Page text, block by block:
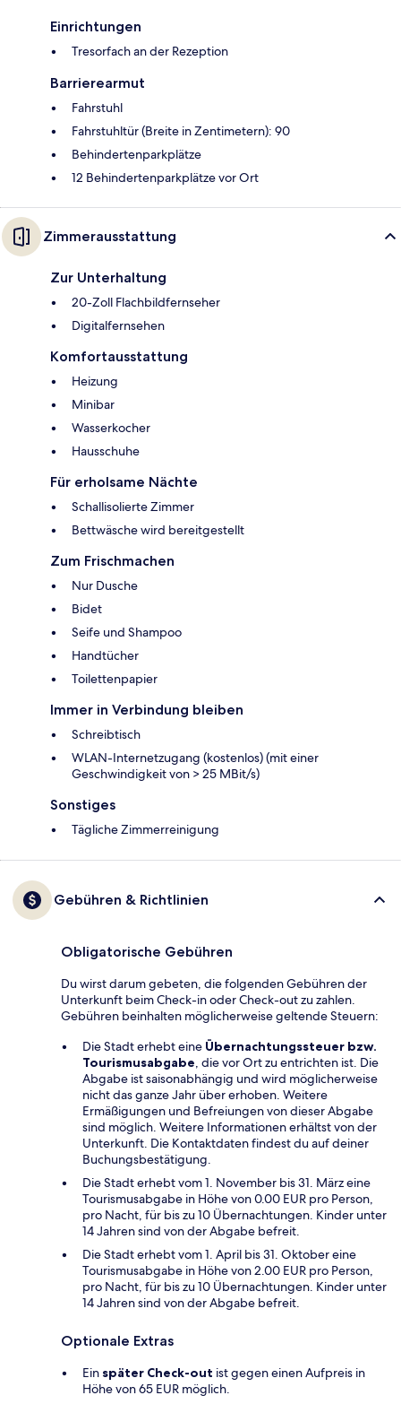
Einrichtungen
Tresorfach an der Rezeption
Barrierearmut
Fahrstuhl
Fahrstuhltür (Breite in Zentimetern): 90
Behindertenparkplätze
12 Behindertenparkplätze vor Ort
Zimmerausstattung
Zur Unterhaltung
20-Zoll Flachbildfernseher
Digitalfernsehen
Komfortausstattung
Heizung
Minibar
Wasserkocher
Hausschuhe
Für erholsame Nächte
Schallisolierte Zimmer
Bettwäsche wird bereitgestellt
Zum Frischmachen
Nur Dusche
Bidet
Seife und Shampoo
Handtücher
Toilettenpapier
Immer in Verbindung bleiben
Schreibtisch
WLAN-Internetzugang (kostenlos) (mit einer
Geschwindigkeit von > 25 MBit/s)
Sonstiges
Tägliche Zimmerreinigung
Gebühren & Richtlinien
Obligatorische Gebühren
Du wirst darum gebeten, die folgenden Gebühren der
Unterkunft beim Check-in oder Check-out zu zahlen.
Gebühren beinhalten möglicherweise geltende Steuern:
Die Stadt erhebt eine Übernachtungssteuer bzw.
Tourismusabgabe, die vor Ort zu entrichten ist. Die
Abgabe ist saisonabhängig und wird möglicherweise
nicht das ganze Jahr über erhoben. Weitere
Ermäßigungen und Befreiungen von dieser Abgabe
sind möglich. Weitere Informationen erhältst von der
Unterkunft. Die Kontaktdaten findest du auf deiner
Buchungsbestätigung.
Die Stadt erhebt vom 1. November bis 31. März eine
Tourismusabgabe in Höhe von 0.00 EUR pro Person,
pro Nacht, für bis zu 10 Übernachtungen. Kinder unter
14 Jahren sind von der Abgabe befreit.
Die Stadt erhebt vom 1. April bis 31. Oktober eine
Tourismusabgabe in Höhe von 2.00 EUR pro Person,
pro Nacht, für bis zu 10 Übernachtungen. Kinder unter
14 Jahren sind von der Abgabe befreit.
Optionale Extras
Ein später Check-out ist gegen einen Aufpreis in
Höhe von 65 EUR möglich.